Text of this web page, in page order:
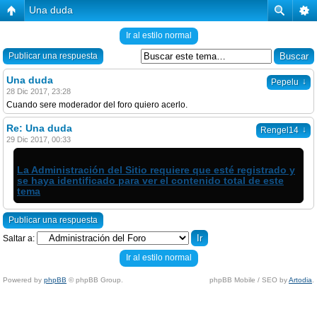
Una duda
Ir al estilo normal
Publicar una respuesta
Pepelu ↓
Una duda
28 Dic 2017, 23:28
Cuando sere moderador del foro quiero acerlo.
Rengel14 ↓
Re: Una duda
29 Dic 2017, 00:33
La Administración del Sitio requiere que esté registrado y
se haya identificado para ver el contenido total de este
tema
Publicar una respuesta
Saltar a:
Ir al estilo normal
Powered by phpBB © phpBB Group. phpBB Mobile / SEO byArtodia